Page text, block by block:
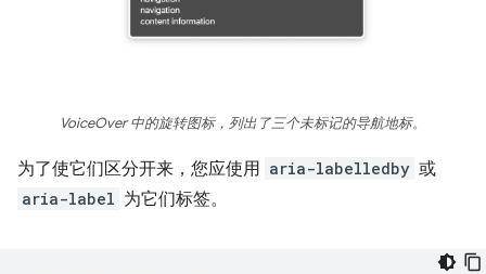
VoiceOver 中的旋转图标，列出了三个未标记的导航地标。
为了使它们区分开来，您应使用 aria-labelledby 或
aria-label 为它们标签。